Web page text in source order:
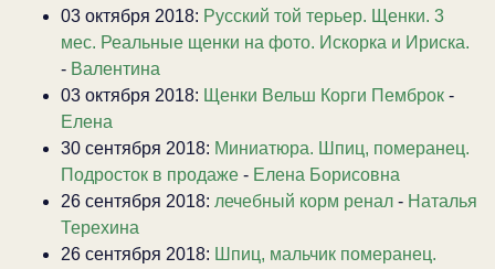
03 октября 2018: Русский той терьер. Щенки. 3
мес. Реальные щенки на фото. Искорка и Ириска.
- Валентина
03 октября 2018: Щенки Вельш Корги Пемброк -
Елена
30 сентября 2018: Миниатюра. Шпиц, померанец.
Подросток в продаже - Елена Борисовна
26 сентября 2018: лечебный корм ренал - Наталья
Терехина
26 сентября 2018: Шпиц, мальчик померанец.